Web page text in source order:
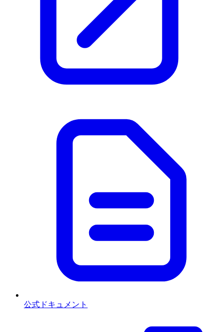
公式ドキュメント